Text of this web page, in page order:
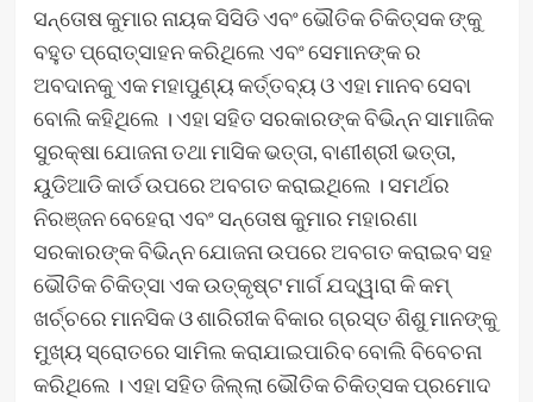
ସନ୍ତୋଷ କୁମାର ନାୟକ ସିସିଡି ଏବଂ ଭୌତିକ ଚିକିତ୍ସକ ଙ୍କୁ
ବହୁତ ପ୍ରୋତ୍ସାହନ କରିଥିଲେ ଏବଂ ସେମାନଙ୍କ ର
ଅବଦାନକୁ ଏକ ମହାପୁଣ୍ୟ କର୍ତ୍ତବ୍ୟ ଓ ଏହା ମାନବ ସେବା
ବୋଲି କହିଥିଲେ । ଏହା ସହିତ ସରକାରଙ୍କ ବିଭିନ୍ନ ସାମାଜିକ
ସୁରକ୍ଷା ଯୋଜନା ତଥା ମାସିକ ଭତ୍ତା, ବାଣୀଶ୍ରୀ ଭତ୍ତା,
ୟୁଡିଆଡି କାର୍ଡ ଉପରେ ଅବଗତ କରାଇଥିଲେ । ସମର୍ଥର
ନିରଞ୍ଜନ ବେହେରା ଏବଂ ସନ୍ତୋଷ କୁମାର ମହାରଣା
ସରକାରଙ୍କ ବିଭିନ୍ନ ଯୋଜନା ଉପରେ ଅବଗତ କରାଇବ ସହ
ଭୌତିକ ଚିକିତ୍ସା ଏକ ଉତ୍କୃଷ୍ଟ ମାର୍ଗ ଯଦ୍ୱାରା କି କମ୍
ଖର୍ଚ୍ଚରେ ମାନସିକ ଓ ଶାରିରୀକ ବିକାର ଗ୍ରସ୍ତ ଶିଶୁ ମାନଙ୍କୁ
ମୁଖ୍ୟ ସ୍ରୋତରେ ସାମିଲ କରାଯାଇପାରିବ ବୋଲି ବିବେଚନା
କରିଥିଲେ । ଏହା ସହିତ ଜିଲ୍ଲା ଭୌତିକ ଚିକିତ୍ସକ ପ୍ରମୋଦ